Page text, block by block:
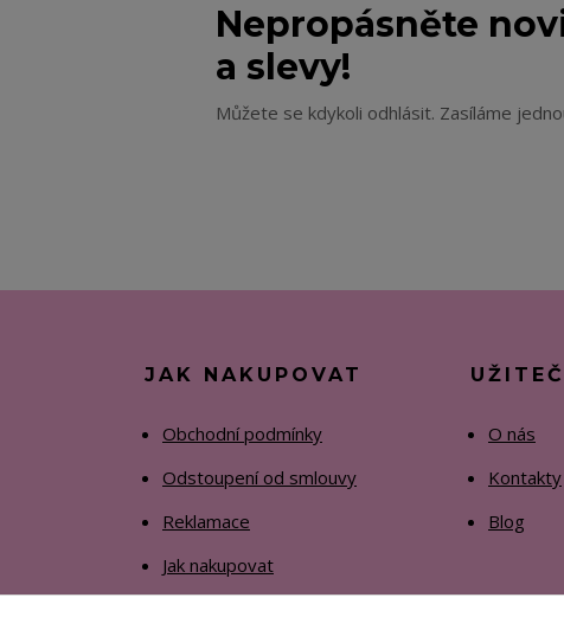
Nepropásněte
a slevy!
Můžete se kdykoli odhlásit. Zasíláme
JAK NAKUPOVAT
Obchodní podmínky
Odstoupení od smlouvy
Reklamace
Jak nakupovat
O nás
Kontakty
Blog